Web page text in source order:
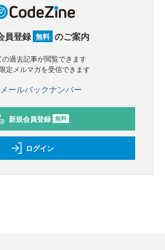
員登録 無料 のご案内
の過去記事が閲覧できます
定メルマガを受信できます
メールバックナンバー
新規会員登録 無料
ログイン